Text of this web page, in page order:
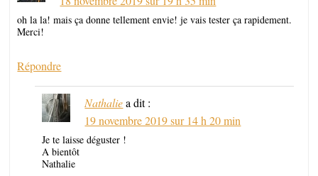
oh la la! mais ça donne tellement envie! je vais tester ça rapidement.
Merci!
Répondre
Nathalie a dit :
19 novembre 2019 sur 14 h 20 min
Je te laisse déguster !
A bientôt
Nathalie